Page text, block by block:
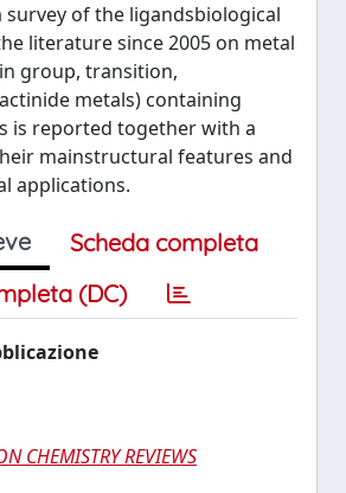
of the ligandsbiological
literature since 2005 on metal
group, transition,
metals) containing
is reported together with a
mainstructural features and
applications.
Scheda completa
(DC)
CHEMISTRY REVIEWS